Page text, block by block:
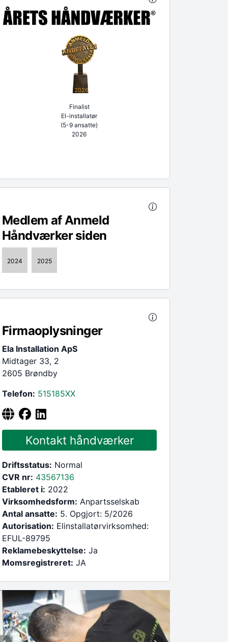
2026
Finalist
El-installatør
(5-9 ansatte)
2026
Medlem af Anmeld
Håndværker siden
2024 2025
Firmaoplysninger
Ela Installation ApS
Midtager 33, 2
2605 Brøndby
Telefon: 515185XX
Kontakt håndværker
Driftsstatus: Normal
CVR nr: 43567136
Etableret i: 2022
Virksomhedsform: Anpartsselskab
Antal ansatte: 5. Opgjort: 5/2026
Autorisation: Elinstallatørvirksomhed:
EFUL-89795
Reklamebeskyttelse: Ja
Momsregistreret: JA